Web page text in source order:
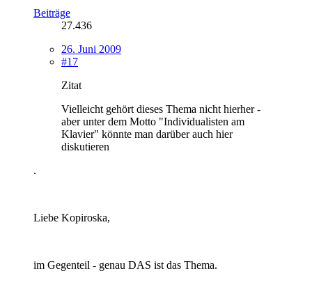
Beiträge
27.436
26. Juni 2009
#17
Zitat
Vielleicht gehört dieses Thema nicht hierher -
aber unter dem Motto "Individualisten am
Klavier" könnte man darüber auch hier
diskutieren
.
Liebe Kopiroska,
im Gegenteil - genau DAS ist das Thema.